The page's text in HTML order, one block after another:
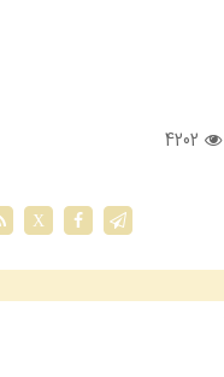
4202
X